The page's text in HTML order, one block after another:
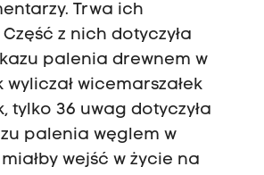
Trwa ich
z nich dotyczyła
palenia drewnem w
wicemarszałek
tylko 36 uwag dotyczyła
palenia węglem w
wejść w życie na